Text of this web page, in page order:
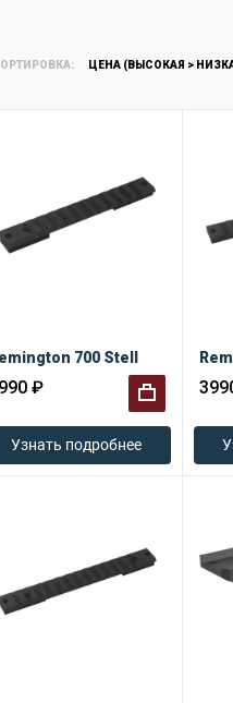
ЦЕНА (ВЫСОКАЯ >
700 Stell
₽
Узнать подробнее